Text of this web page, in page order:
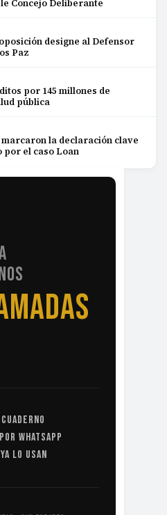
Concejo Deliberante
designe al Defensor
Paz
por 145 millones de
pública
la declaración clave
por el caso Loan
WHATSAPP
LO USAN